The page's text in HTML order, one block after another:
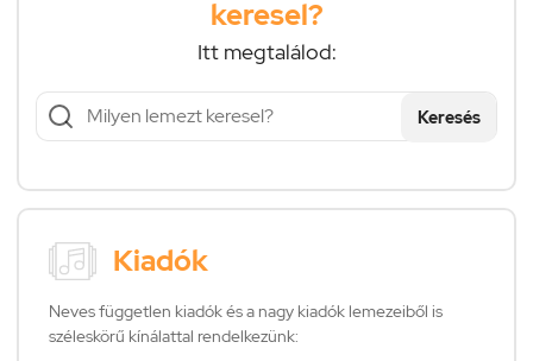
keresel?
Itt megtalálod:
Keresés
Kiadók
Neves független kiadók és a nagy kiadók lemezeiből is
széleskörű kínálattal rendelkezünk: